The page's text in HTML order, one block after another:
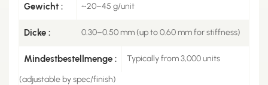
Gewicht : ~20–45 g/unit
Dicke : 0.30–0.50 mm (up to 0.60 mm for stiffness)
Mindestbestellmenge : Typically from 3,000 units
(adjustable by spec/finish)